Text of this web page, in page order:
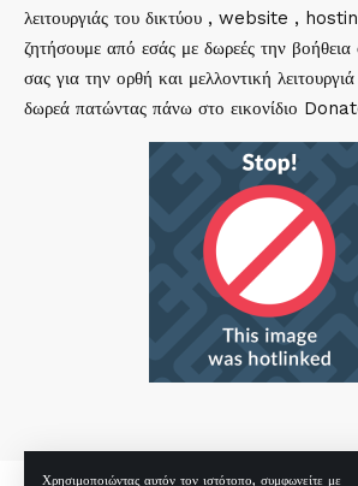
Χρησιμοποιώντας αυτόν τον ιστότοπο, συμφωνείτε με
λειτουργιάς του δικτύου , website ,
ζητήσουμε από εσάς με δωρεές την βοήθεια
σας για την ορθή και μελλοντική
δωρεά πατώντας πάνω στο εικονίδιο